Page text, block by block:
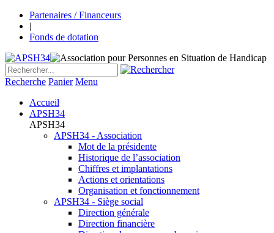
Partenaires / Financeurs
|
Fonds de dotation
Recherche Panier Menu
Accueil
APSH34
APSH34
APSH34 - Association
Mot de la présidente
Historique de l’association
Chiffres et implantations
Actions et orientations
Organisation et fonctionnement
APSH34 - Siège social
Direction générale
Direction financière